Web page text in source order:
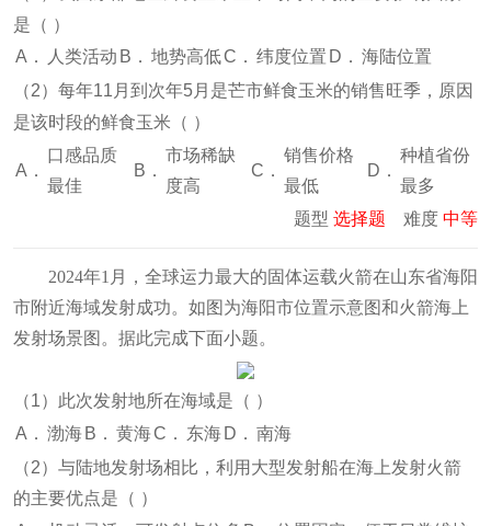
是（ ）
A．
人类活动 B． 地势高低C． 纬度位置 D． 海陆位置
（2）每年11月到次年5月是芒市鲜食玉米的销售旺季，原因
是该时段的鲜食玉米（ ）
A．
口感品质
最佳
B．
市场稀缺
度高
C．
销售价格
最低
D．
种植省份
最多
题型 选择题 难度 中等
2024年1月，全球运力最大的固体运载火箭在山东省海阳
市附近海域发射成功。如图为海阳市位置示意图和火箭海上
发射场景图 。据此完成下面小题。
（1）此次发射地所在海域是（ ）
A． 渤海 B． 黄海C． 东海 D． 南海
（2）与陆地发射场相比，利用大型发射船在海上发射火箭
的主要优点是（ ）